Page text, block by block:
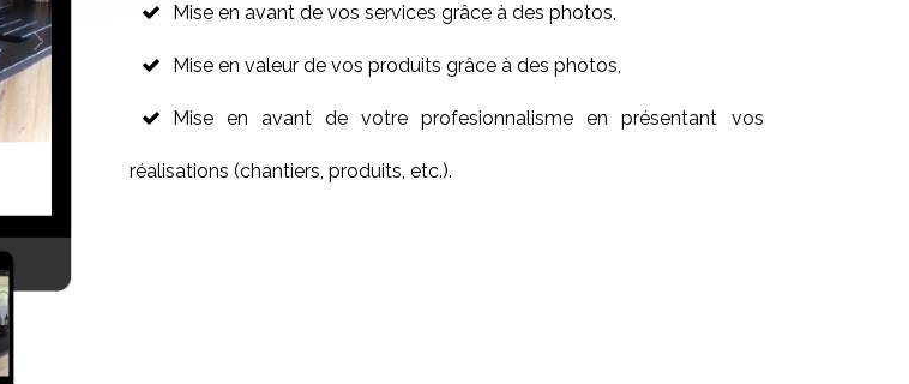
Mise en avant de vos services grâce à des photos,
Mise en valeur de vos produits grâce à des photos,
Mise en avant de votre profesionnalisme en présentant vos
réalisations (chantiers, produits, etc.).